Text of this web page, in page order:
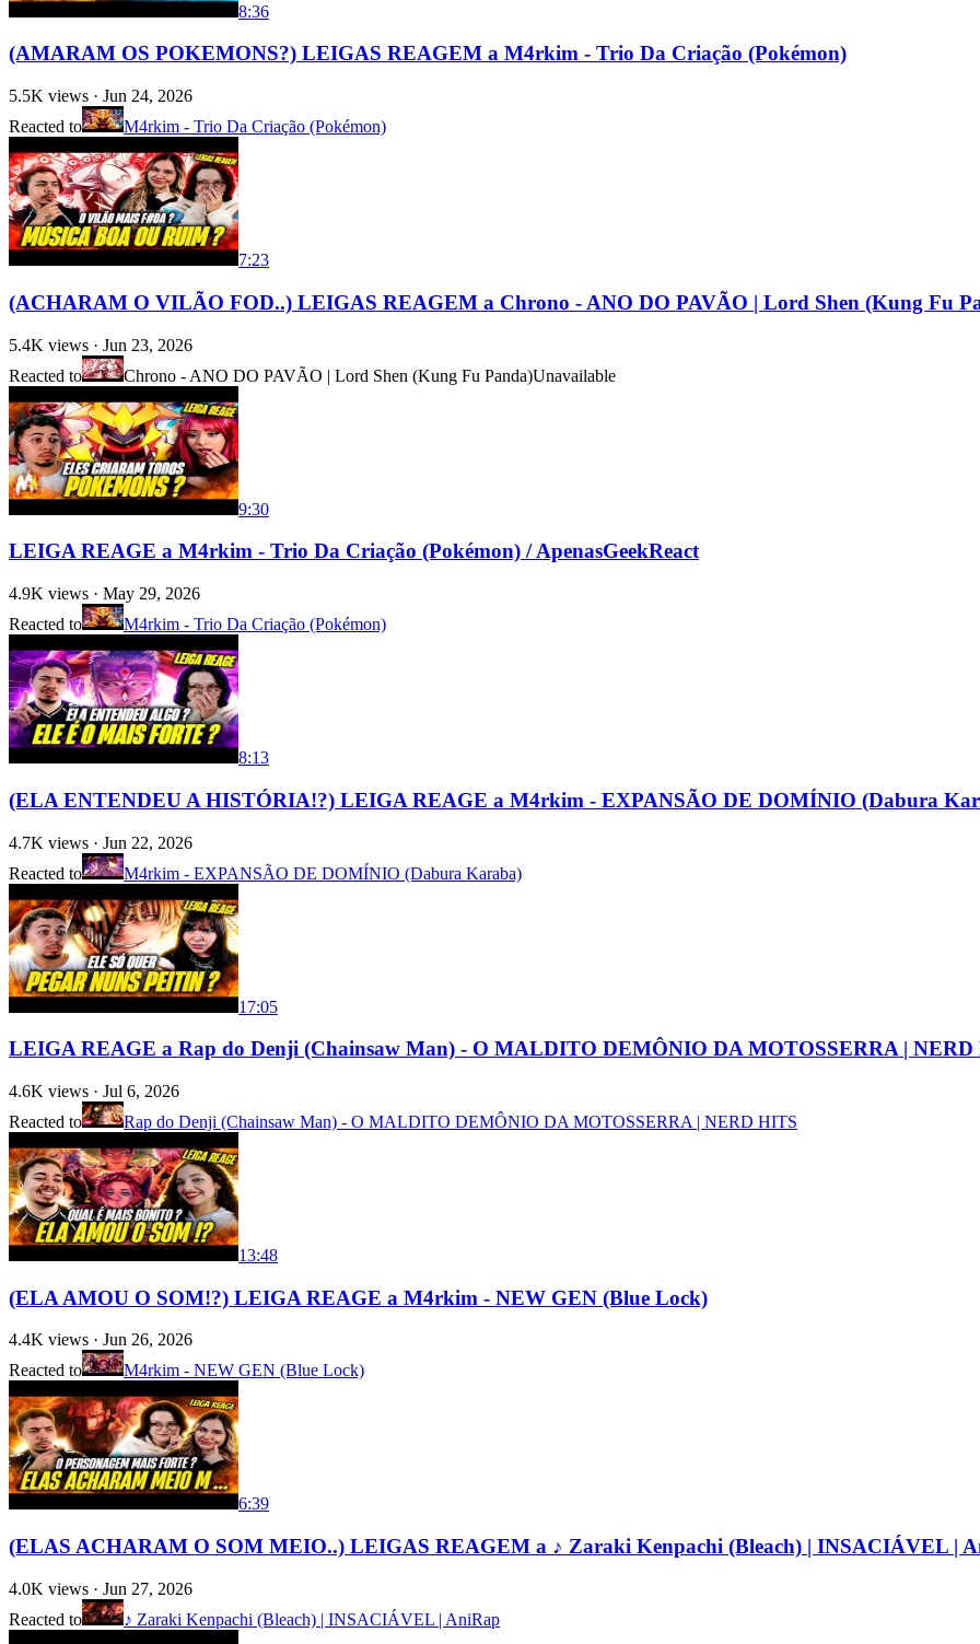
8:36
(AMARAM OS POKEMONS?) LEIGAS REAGEM a M4rkim - Trio Da Criação (Pokémon)
5.5K views · Jun 24, 2026
Reacted to
M4rkim - Trio Da Criação (Pokémon)
7:23
(ACHARAM O VILÃO FOD..) LEIGAS REAGEM a Chrono - ANO DO PAVÃO | Lord Shen (Kung Fu
5.4K views · Jun 23, 2026
Reacted to
Chrono - ANO DO PAVÃO | Lord Shen (Kung Fu Panda)Unavailable
9:30
LEIGA REAGE a M4rkim - Trio Da Criação (Pokémon) / ApenasGeekReact
4.9K views · May 29, 2026
Reacted to
M4rkim - Trio Da Criação (Pokémon)
8:13
(ELA ENTENDEU A HISTÓRIA!?) LEIGA REAGE a M4rkim - EXPANSÃO DE DOMÍNIO (Dabura
4.7K views · Jun 22, 2026
Reacted to
M4rkim - EXPANSÃO DE DOMÍNIO (Dabura Karaba)
17:05
LEIGA REAGE a Rap do Denji (Chainsaw Man) - O MALDITO DEMÔNIO DA MOTOSSERRA | NERD
4.6K views · Jul 6, 2026
Reacted to
Rap do Denji (Chainsaw Man) - O MALDITO DEMÔNIO DA MOTOSSERRA | NERD HITS
13:48
(ELA AMOU O SOM!?) LEIGA REAGE a M4rkim - NEW GEN (Blue Lock)
4.4K views · Jun 26, 2026
Reacted to
M4rkim - NEW GEN (Blue Lock)
6:39
(ELAS ACHARAM O SOM MEIO..) LEIGAS REAGEM a ♪ Zaraki Kenpachi (Bleach) | INSACIÁVEL |
4.0K views · Jun 27, 2026
Reacted to
♪ Zaraki Kenpachi (Bleach) | INSACIÁVEL | AniRap